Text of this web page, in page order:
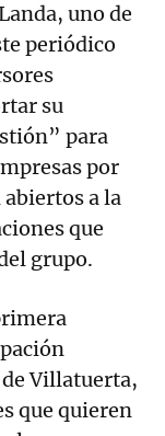
uno de
periódico
su
para
por
abiertos a la
que
grupo.
Villatuerta,
que quieren